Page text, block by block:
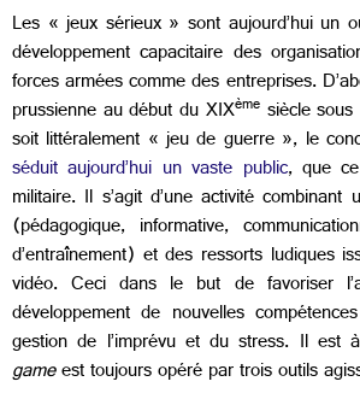
Les « jeux sérieux » sont aujourd’hui un
développement capacitaire des
forces armées comme des entreprises.
prussienne au début du XIXèmesiècle
soit littéralement « jeu de guerre », le
séduit aujourd’hui un vaste public, que
militaire. Il s’agit d’une activité combinant
(pédagogique, informative,
d’entraînement) et des ressorts ludiques
vidéo. Ceci dans le but de favoriser
développement de nouvelles
gestion de l’imprévu et du stress. Il est
gameest toujours opéré par trois outils